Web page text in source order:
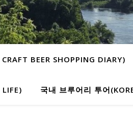
BEER SHOPPING DIARY)
국내 브루어리 투어